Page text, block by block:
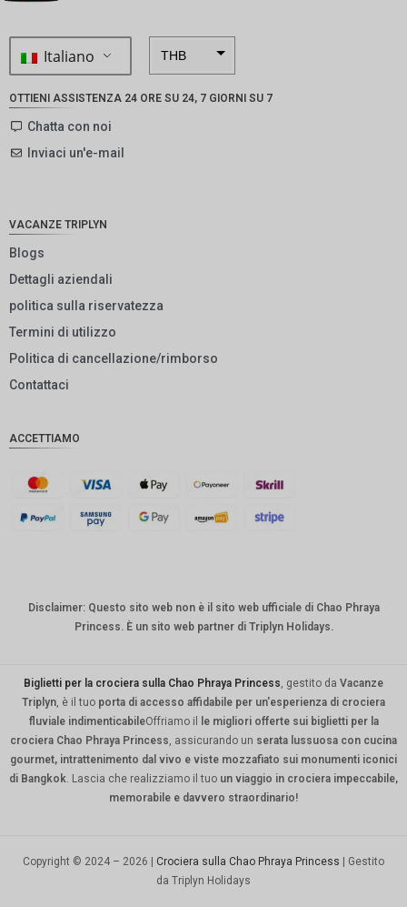
Italiano THB
GBP
AUD
KRW
MYR
HKD
SGD
USD
OTTIENI ASSISTENZA 24 ORE SU 24, 7 GIORNI SU 7
Chatta con noi
Inviaci un'e-mail
VACANZE TRIPLYN
Blogs
Dettagli aziendali
politica sulla riservatezza
Termini di utilizzo
Politica di cancellazione/rimborso
Contattaci
ACCETTIAMO
Disclaimer: Questo sito web non è il sito web ufficiale di Chao Phraya
Princess. È un sito web partner di Triplyn Holidays.
Biglietti per la crociera sulla Chao Phraya Princess , gestito da Vacanze
Triplyn , è il tuo porta di accesso affidabile per un'esperienza di crociera
fluviale indimenticabileOffriamo il
le migliori offerte sui biglietti per la
crociera Chao Phraya Princess , assicurando un serata lussuosa con cucina
gourmet, intrattenimento dal vivo e viste mozzafiato sui monumenti iconici
di Bangkok . Lascia che realizziamo il tuo un viaggio in crociera impeccabile,
memorabile e davvero straordinario!
Copyright © 2024 – 2026 | Crociera sulla Chao Phraya Princess | Gestito
da Triplyn Holidays